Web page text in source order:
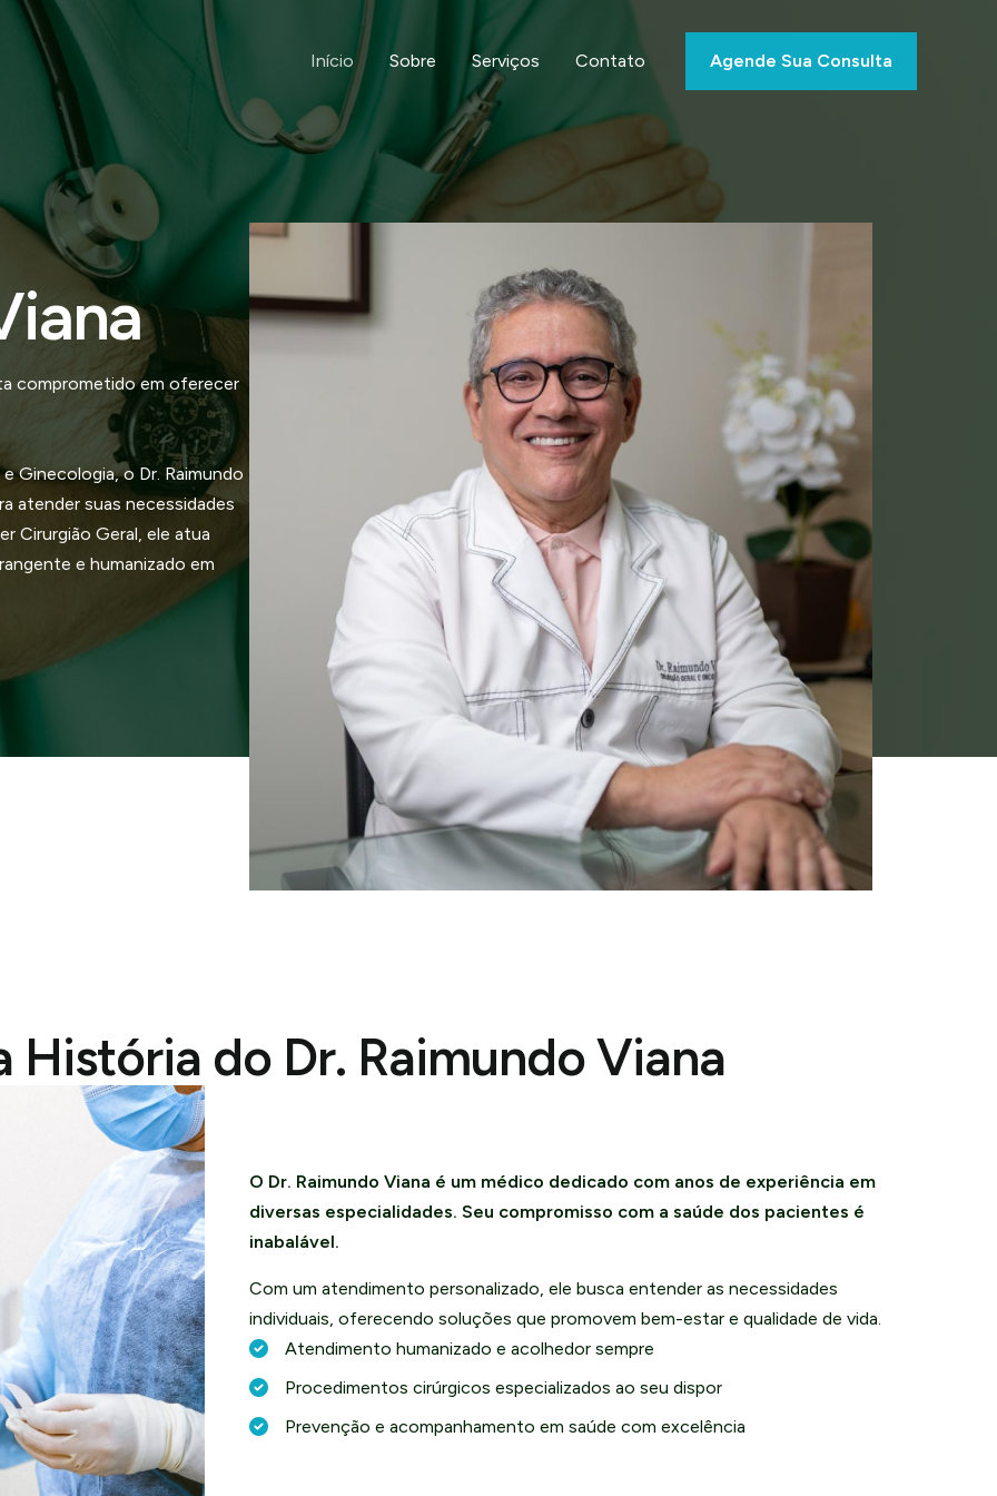
Início Sobre Serviços Contato Agende Sua Consulta
comprometido em oferecer
Ginecologia, o Dr. Raimundo
atender suas necessidades
Cirurgião Geral, ele atua
e humanizado em
História do Dr. Raimundo Viana
O Dr. Raimundo Viana é um médico dedicado com anos de experiência em
diversas especialidades. Seu compromisso com a saúde dos pacientes é
inabalável.
Com um atendimento personalizado, ele busca entender as necessidades
individuais, oferecendo soluções que promovem bem-estar e qualidade de vida.
Atendimento humanizado e acolhedor sempre
Procedimentos cirúrgicos especializados ao seu dispor
Prevenção e acompanhamento em saúde com excelência